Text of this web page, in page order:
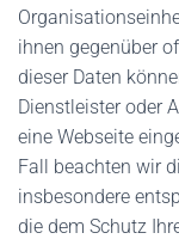
ihnen gegenüber
dieser Daten
Dienstleister oder
eine Webseite
Fall beachten wir
insbesondere
die dem Schutz